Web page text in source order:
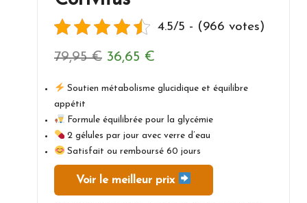
4.5/5 - (966 votes)
79,95€ Le
prix
était :
79,95 €.
36,65 €
prix
36,65 €.
Soutien métabolisme glucidique et équilibre
appétit
Formule équilibrée pour la glycémie
2 gélules par jour avec verre d’eau
Satisfait ou remboursé 60 jours
Voir le meilleur prix